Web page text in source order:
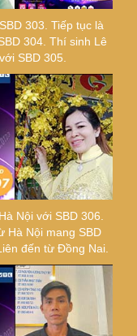
303. Tiếp tục là
304. Thí sinh Lê
SBD 305.
Nội với SBD 306.
Hà Nội mang SBD
đến từ Đồng Nai.